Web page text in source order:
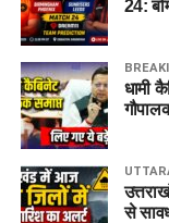
24:
धामी
से